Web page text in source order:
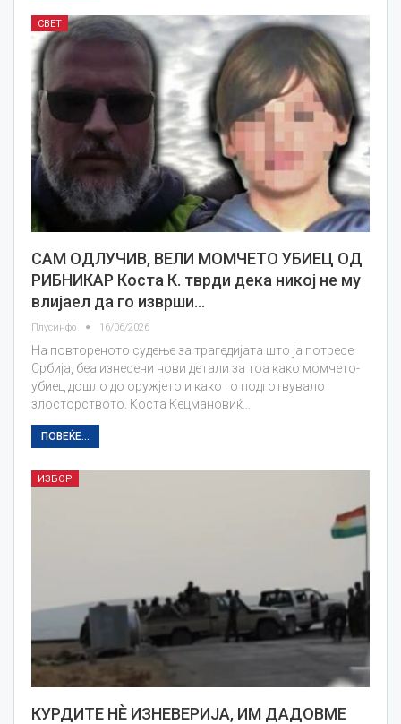
СВЕТ
САМ ОДЛУЧИВ, ВЕЛИ МОМЧЕТО УБИЕЦ ОД
РИБНИКАР Коста К. тврди дека никој не му
влијаел да го изврши…
Плусинфо 16/06/2026
На повтореното судење за трагедијата што ја потресе
Србија, беа изнесени нови детали за тоа како момчето-
убиец дошло до оружјето и како го подготвувало
злосторството. Коста Кецмановиќ…
ПОВЕЌЕ...
ИЗБОР
КУРДИТЕ НЀ ИЗНЕВЕРИЈА, ИМ ДАДОВМЕ